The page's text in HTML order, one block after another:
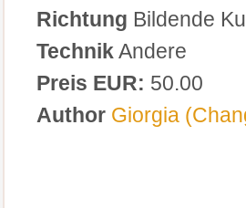
Richtung Bildende
TechnikAndere
Preis EUR: 50.00
Author Giorgia